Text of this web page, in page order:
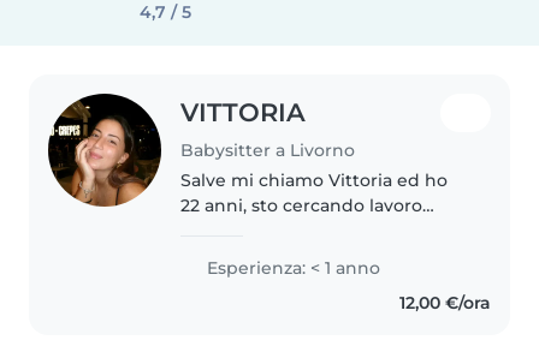
4,7 / 5
VITTORIA
Babysitter a Livorno
Salve mi chiamo Vittoria ed ho
22 anni, sto cercando lavoro
molto stare a contatto con
bambini. Ho avuto esperienza
con essi perché ho lavorato
Esperienza: < 1 anno
12,00 €/ora